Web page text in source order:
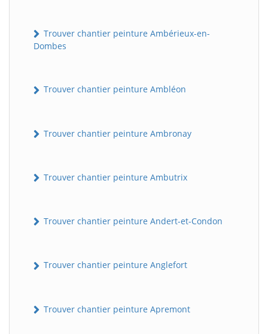
Trouver chantier peinture Ambérieux-en-
Dombes
Trouver chantier peinture Ambléon
Trouver chantier peinture Ambronay
Trouver chantier peinture Ambutrix
Trouver chantier peinture Andert-et-Condon
Trouver chantier peinture Anglefort
Trouver chantier peinture Apremont